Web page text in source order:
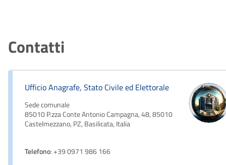
Contatti
Ufficio Anagrafe, Stato Civile ed Elettorale
Sede comunale
85010 P.zza Conte Antonio Campagna, 48, 85010
Castelmezzano, PZ, Basilicata, Italia
Telefono: +39 0971 986 166